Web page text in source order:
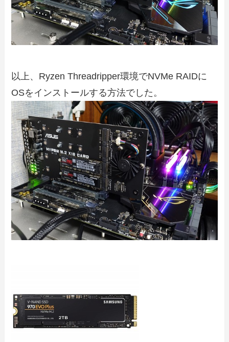
以上、Ryzen Threadripper環境でNVMe RAIDに
OSをインストールする方法でした。